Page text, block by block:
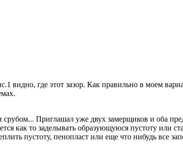
где этот зазор. Как правильно в моем
Приглашал уже двух замерщиков и оба
как то заделывать образующуюся пустоту
пустоту, пенопласт или еще что нибудь все